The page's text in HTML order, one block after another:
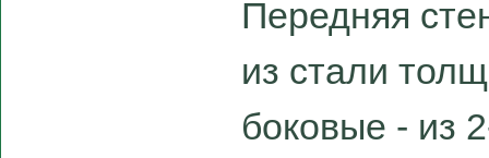
Передняя
из стали
боковые - из